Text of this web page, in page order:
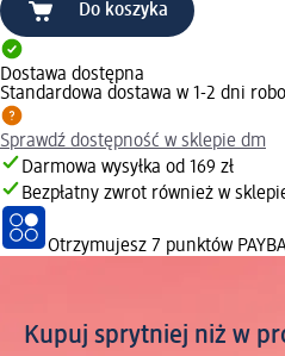
Do koszyka
Dostawa dostępna
Standardowa dostawa w 1-2 dni
Sprawdź dostępność w sklepie dm
Darmowa wysyłka od 169 zł
Bezpłatny zwrot również w
Otrzymujesz 7 punktów
Kupuj sprytniej niż w